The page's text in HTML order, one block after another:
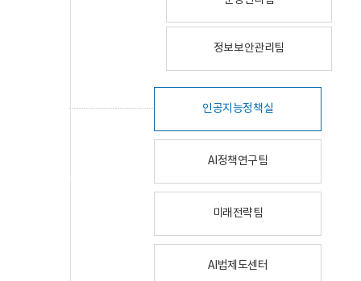
정보보안관리팀
인공지능정책실
AI정책연구팀
미래전략팀
AI법제도센터